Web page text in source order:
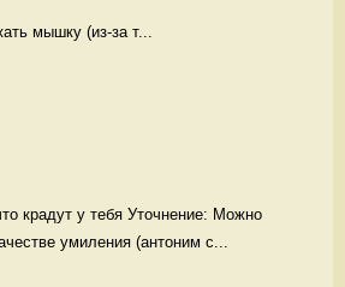
мышку (из-за т...
крадут у тебя Уточнение: Можно
умиления (антоним с...